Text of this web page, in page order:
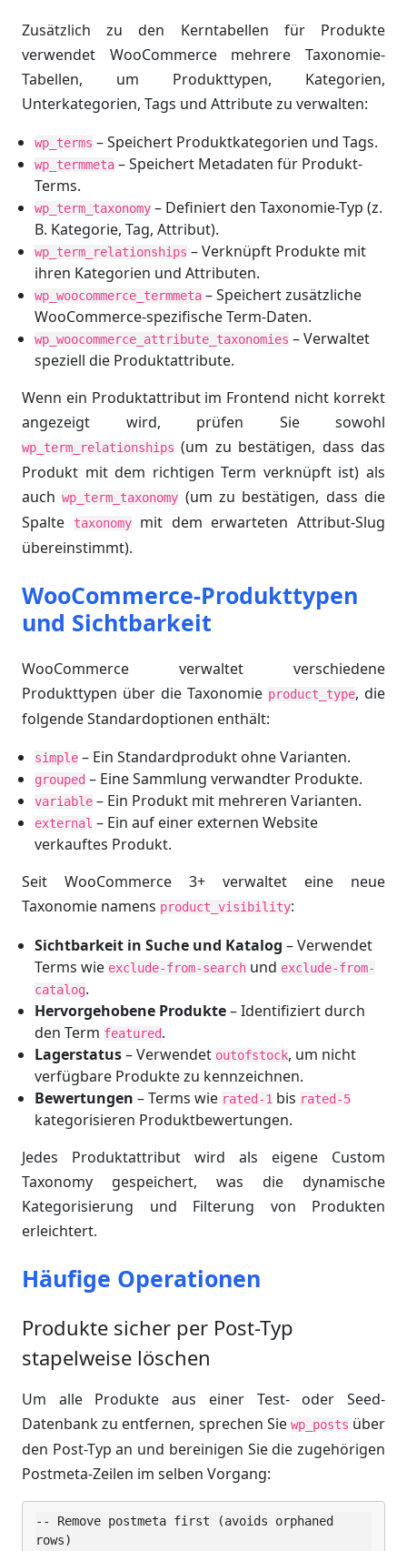
Zusätzlich zu den Kerntabellen für Produkte
verwendet WooCommerce mehrere Taxonomie-
Tabellen, um Produkttypen, Kategorien,
Unterkategorien, Tags und Attribute zu verwalten:
wp_terms – Speichert Produktkategorien und Tags.
wp_termmeta – Speichert Metadaten für Produkt-
Terms.
wp_term_taxonomy – Definiert den Taxonomie-Typ (z.
B. Kategorie, Tag, Attribut).
wp_term_relationships – Verknüpft Produkte mit
ihren Kategorien und Attributen.
wp_woocommerce_termmeta – Speichert zusätzliche
WooCommerce-spezifische Term-Daten.
wp_woocommerce_attribute_taxonomies – Verwaltet
speziell die Produktattribute.
Wenn ein Produktattribut im Frontend nicht korrekt
angezeigt wird, prüfen Sie sowohl
wp_term_relationships (um zu bestätigen, dass das
Produkt mit dem richtigen Term verknüpft ist) als
auchwp_term_taxonomy (um zu bestätigen, dass die
Spalte
taxonomymit dem erwarteten Attribut-Slug
übereinstimmt).
WooCommerce-Produkttypen
und Sichtbarkeit
WooCommerce verwaltet verschiedene
Produkttypen über die Taxonomie product_type, die
folgende Standardoptionen enthält:
simple – Ein Standardprodukt ohne Varianten.
grouped – Eine Sammlung verwandter Produkte.
variable – Ein Produkt mit mehreren Varianten.
external – Ein auf einer externen Website
verkauftes Produkt.
Seit WooCommerce 3+ verwaltet eine neue
Taxonomie namens product_visibility:
Sichtbarkeit in Suche und Katalog – Verwendet
Terms wieexclude-from-search undexclude-from-
catalog.
Hervorgehobene Produkte– Identifiziert durch
den Term featured.
Lagerstatus– Verwendet outofstock, um nicht
verfügbare Produkte zu kennzeichnen.
Bewertungen – Terms wie rated-1 bis rated-5
kategorisieren Produktbewertungen.
Jedes Produktattribut wird als eigene Custom
Taxonomy gespeichert, was die dynamische
Kategorisierung und Filterung von Produkten
erleichtert.
Häufige Operationen
Produkte sicher per Post-Typ
stapelweise löschen
Um alle Produkte aus einer Test- oder Seed-
Datenbank zu entfernen, sprechen Sie wp_posts über
den Post-Typ an und bereinigen Sie die zugehörigen
Postmeta-Zeilen im selben Vorgang:
-- Remove postmeta first (avoids orphaned
rows)